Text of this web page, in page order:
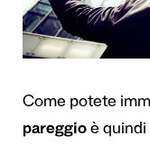
Come potete
pareggio è quindi